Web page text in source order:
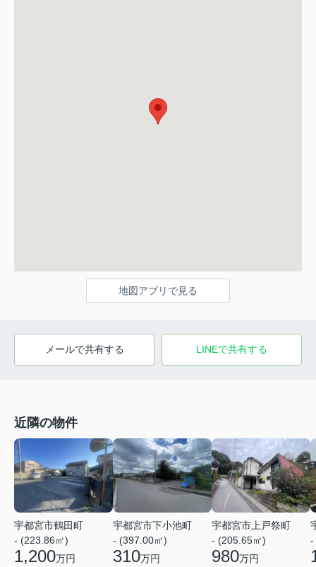
地図アプリで見る
メールで共有する LINEで共有する
近隣の物件
宇都宮市鶴田町
- (223.86㎡)
1,200万円
宇都宮市下小池町
- (397.00㎡)
310万円
宇都宮市上戸祭町
- (205.65㎡)
980万円
-